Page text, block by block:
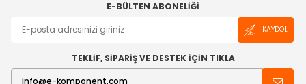
E-BÜLTEN ABONELIĞI
KAYDOL
TEKLİF, SİPARİŞ VE DESTEK İÇİN TIKLA